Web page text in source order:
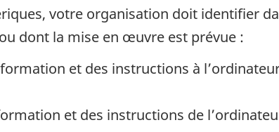
votre organisation doit identifier
dont la mise en œuvre est prévue :
et des instructions à
et des instructions de